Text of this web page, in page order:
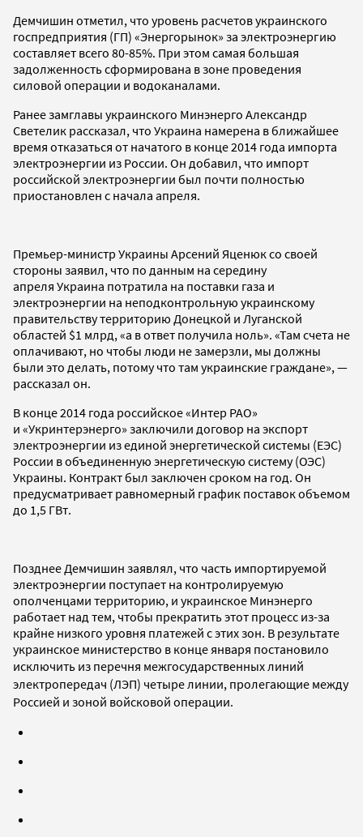
Демчишин отметил, что уровень расчетов украинского
госпредприятия (ГП) «Энергорынок» за электроэнергию
составляет всего 80-85%. При этом самая большая
задолженность сформирована в зоне проведения
силовой операции и водоканалами.
Ранее замглавы украинского Минэнерго Александр
Светелик рассказал, что Украина намерена в ближайшее
время отказаться от начатого в конце 2014 года импорта
электроэнергии из России. Он добавил, что импорт
российской электроэнергии был почти полностью
приостановлен с начала апреля.
Премьер-министр Украины Арсений Яценюк со своей
стороны заявил, что по данным на середину
апреля Украина потратила на поставки газа и
электроэнергии на неподконтрольную украинскому
правительству территорию Донецкой и Луганской
областей $1 млрд, «а в ответ получила ноль». «Там счета не
оплачивают, но чтобы люди не замерзли, мы должны
были это делать, потому что там украинские граждане», —
рассказал он.
В конце 2014 года российcкое «Интер РАО»
и «Укринтерэнерго» заключили договор на экспорт
электроэнергии из единой энергетической системы (ЕЭС)
России в объединенную энергетическую систему (ОЭС)
Украины. Контракт был заключен сроком на год. Он
предусматривает равномерный график поставок объемом
до 1,5 ГВт.
Позднее Демчишин заявлял, что часть импортируемой
электроэнергии поступает на контролируемую
ополченцами территорию, и украинское Минэнерго
работает над тем, чтобы прекратить этот процесс из-за
крайне низкого уровня платежей с этих зон. В результате
украинское министерство в конце января постановило
исключить из перечня межгосударственных линий
электропередач (ЛЭП) четыре линии, пролегающие между
Россией и зоной войсковой операции.